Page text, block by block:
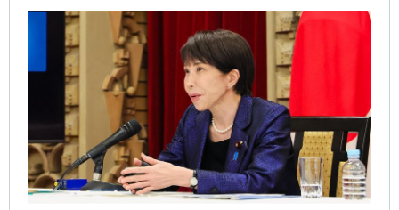
白」、「還陳時中清白」、「苦勸」、「翻車」、「欠
一個道歉」等高度一致的字眼，將複雜的刑案快速轉譯
成可以被群眾理解的政治